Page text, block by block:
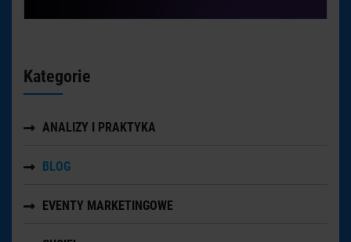
Kategorie
ANALIZY I PRAKTYKA
BLOG
EVENTY MARKETINGOWE